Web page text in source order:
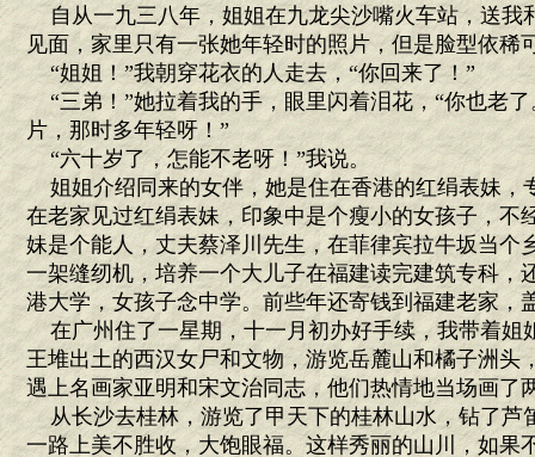
自从一九三八年，姐姐在九龙尖沙嘴火车站，送我
见面，家里只有一张她年轻时的照片，但是脸型依稀
“姐姐！”我朝穿花衣的人走去，“你回来了！”
“三弟！”她拉着我的手，眼里闪着泪花，“你也老
片，那时多年轻呀！”
“六十岁了，怎能不老呀！”我说。
姐姐介绍同来的女伴，她是住在香港的红绢表妹，
在老家见过红绢表妹，印象中是个瘦小的女孩子，不
妹是个能人，丈夫蔡泽川先生，在菲律宾拉牛坂当个
一架缝纫机，培养一个大儿子在福建读完建筑专科，
港大学，女孩子念中学。前些年还寄钱到福建老家，
在广州住了一星期，十一月初办好手续，我带着姐
王堆出土的西汉女尸和文物，游览岳麓山和橘子洲头
遇上名画家亚明和宋文治同志，他们热情地当场画了
从长沙去桂林，游览了甲天下的桂林山水，钻了芦
一路上美不胜收，大饱眼福。这样秀丽的山川，如果